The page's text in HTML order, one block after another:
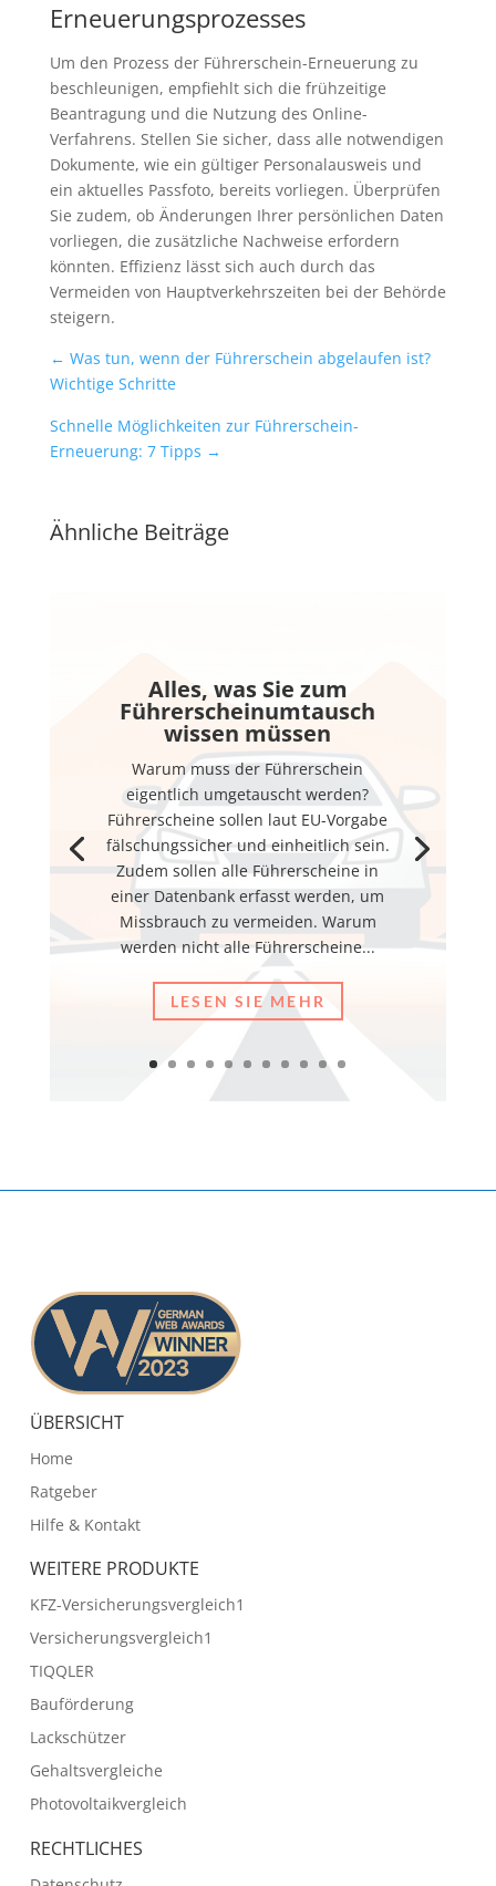
Erneuerungsprozesses
Um den Prozess der Führerschein-Erneuerung zu
beschleunigen, empfiehlt sich die frühzeitige
Beantragung und die Nutzung des Online-
Verfahrens. Stellen Sie sicher, dass alle notwendigen
Dokumente, wie ein gültiger Personalausweis und
ein aktuelles Passfoto, bereits vorliegen. Überprüfen
Sie zudem, ob Änderungen Ihrer persönlichen Daten
vorliegen, die zusätzliche Nachweise erfordern
könnten. Effizienz lässt sich auch durch das
Vermeiden von Hauptverkehrszeiten bei der Behörde
steigern.
← Was tun, wenn der Führerschein abgelaufen ist?
Wichtige Schritte
Schnelle Möglichkeiten zur Führerschein-
Erneuerung: 7 Tipps →
Ähnliche Beiträge
Alles, was Sie zum
Führerscheinumtausch
wissen müssen
Warum muss der Führerschein
eigentlich umgetauscht werden?
Führerscheine sollen laut EU-Vorgabe
fälschungssicher und einheitlich sein.
Zudem sollen alle Führerscheine in
einer Datenbank erfasst werden, um
Missbrauch zu vermeiden. Warum
werden nicht alle Führerscheine...
LESEN SIE MEHR
ÜBERSICHT
Home
Ratgeber
Hilfe & Kontakt
WEITERE PRODUKTE
KFZ-Versicherungsvergleich1
Versicherungsvergleich1
TIQQLER
Bauförderung
Lackschützer
Gehaltsvergleiche
Photovoltaikvergleich
RECHTLICHES